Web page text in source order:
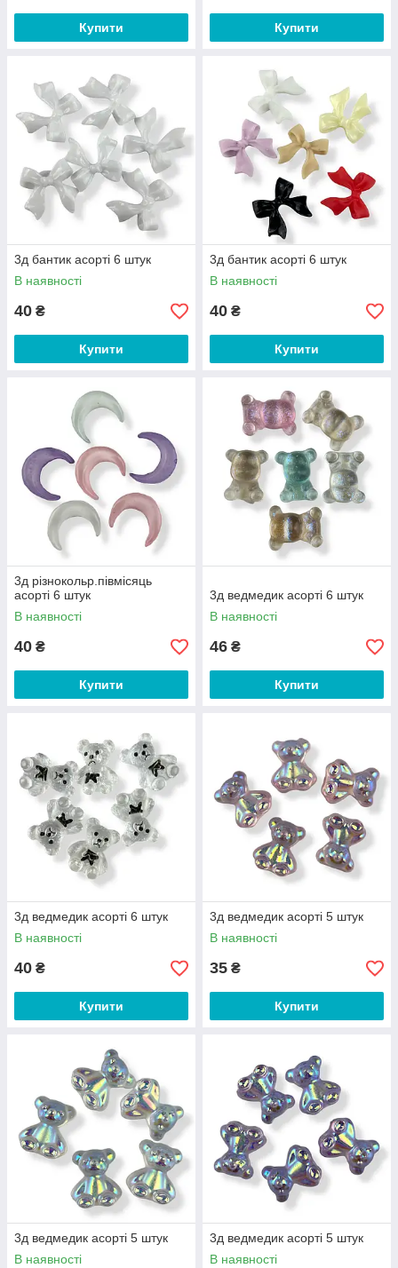
Купити Купити
3д бантик асорті 6 штук
В наявності
40 ₴
Купити
3д бантик асорті 6 штук
В наявності
40 ₴
Купити
3д різнокольр.півмісяць
асорті 6 штук
В наявності
40 ₴
Купити
3д ведмедик асорті 6 штук
В наявності
46 ₴
Купити
3д ведмедик асорті 6 штук
В наявності
40 ₴
Купити
3д ведмедик асорті 5 штук
В наявності
35 ₴
Купити
3д ведмедик асорті 5 штук
В наявності
3д ведмедик асорті 5 штук
В наявності